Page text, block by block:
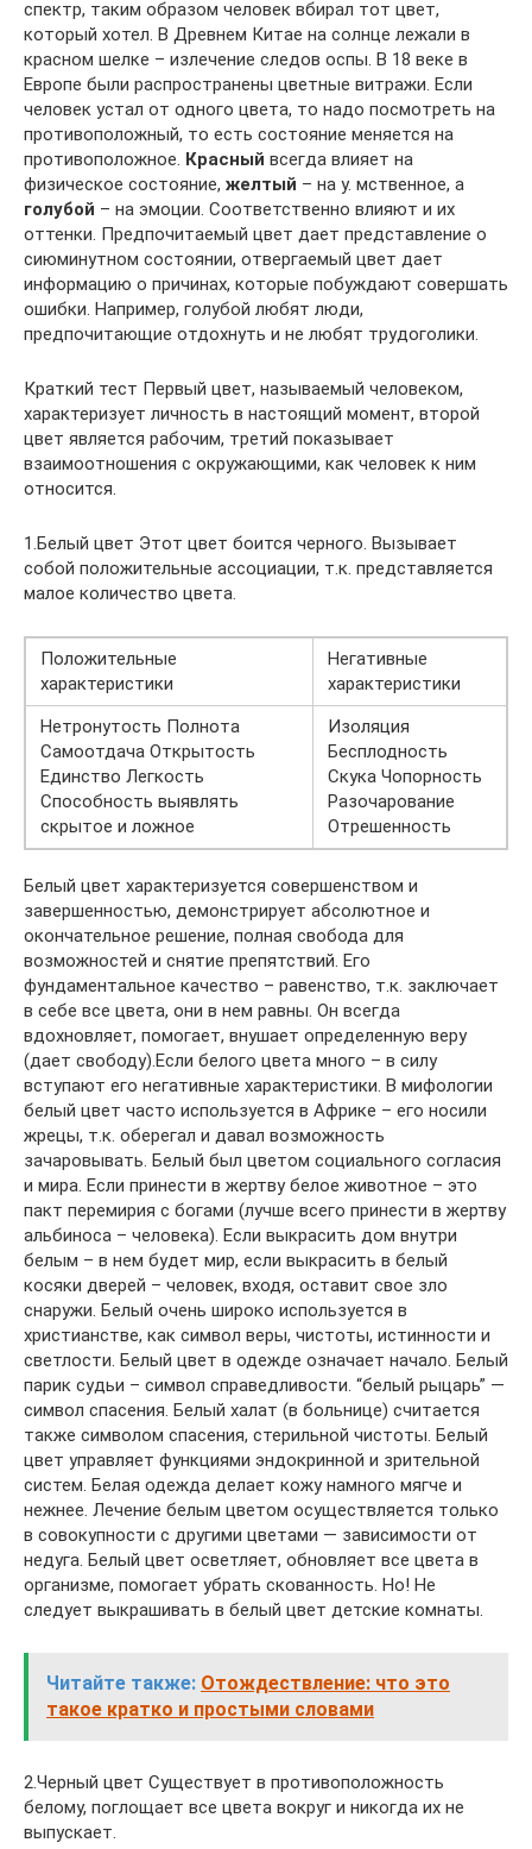
спектр, таким образом человек вбирал тот цвет,
который хотел. В Древнем Китае на солнце лежали в
красном шелке – излечение следов оспы. В 18 веке в
Европе были распространены цветные витражи. Если
человек устал от одного цвета, то надо посмотреть на
противоположный, то есть состояние меняется на
противоположное. Красный всегда влияет на
физическое состояние, желтый – на у. мственное, а
голубой – на эмоции. Соответственно влияют и их
оттенки. Предпочитаемый цвет дает представление о
сиюминутном состоянии, отвергаемый цвет дает
информацию о причинах, которые побуждают совершать
ошибки. Например, голубой любят люди,
предпочитающие отдохнуть и не любят трудоголики.
Краткий тест Первый цвет, называемый человеком,
характеризует личность в настоящий момент, второй
цвет является рабочим, третий показывает
взаимоотношения с окружающими, как человек к ним
относится.
1.Белый цвет Этот цвет боится черного. Вызывает
собой положительные ассоциации, т.к. представляется
малое количество цвета.
Положительные
характеристики
Негативные
характеристики
Нетронутость Полнота
Самоотдача Открытость
Единство Легкость
Способность выявлять
скрытое и ложное
Изоляция
Бесплодность
Скука Чопорность
Разочарование
Отрешенность
Белый цвет характеризуется совершенством и
завершенностью, демонстрирует абсолютное и
окончательное решение, полная свобода для
возможностей и снятие препятствий. Его
фундаментальное качество – равенство, т.к. заключает
в себе все цвета, они в нем равны. Он всегда
вдохновляет, помогает, внушает определенную веру
(дает свободу).Если белого цвета много – в силу
вступают его негативные характеристики. В мифологии
белый цвет часто используется в Африке – его носили
жрецы, т.к. оберегал и давал возможность
зачаровывать. Белый был цветом социального согласия
и мира. Если принести в жертву белое животное – это
пакт перемирия с богами (лучше всего принести в жертву
альбиноса – человека). Если выкрасить дом внутри
белым – в нем будет мир, если выкрасить в белый
косяки дверей – человек, входя, оставит свое зло
снаружи. Белый очень широко используется в
христианстве, как символ веры, чистоты, истинности и
светлости. Белый цвет в одежде означает начало. Белый
парик судьи – символ справедливости. “белый рыцарь” —
символ спасения. Белый халат (в больнице) считается
также символом спасения, стерильной чистоты. Белый
цвет управляет функциями эндокринной и зрительной
систем. Белая одежда делает кожу намного мягче и
нежнее. Лечение белым цветом осуществляется только
в совокупности с другими цветами — зависимости от
недуга. Белый цвет осветляет, обновляет все цвета в
организме, помогает убрать скованность. Но! Не
следует выкрашивать в белый цвет детские комнаты.
Читайте также: Отождествление: что это
такое кратко и простыми словами
2.Черный цвет Существует в противоположность
белому, поглощает все цвета вокруг и никогда их не
выпускает.